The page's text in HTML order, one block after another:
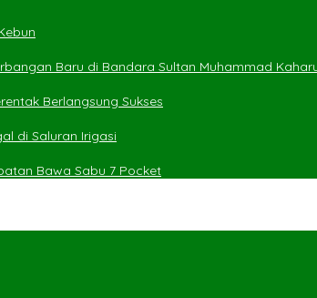
Baru di Bandara Sultan Muhammad
Berlangsung Sukses
di Saluran Irigasi
Bawa Sabu 7 Pocket